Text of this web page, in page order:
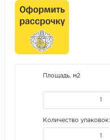
Площадь, м2
Количество упаковок: